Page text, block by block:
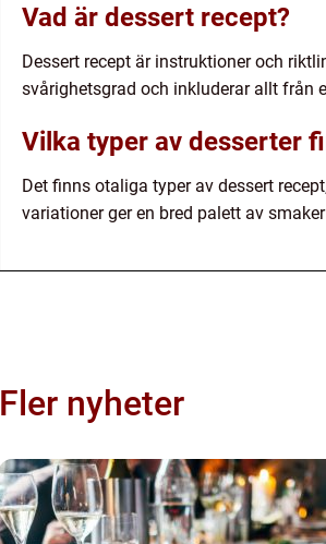
Vad är dessert recept?
Dessert recept är instruktioner och
svårighetsgrad och inkluderar allt från
Vilka typer av desserter
Det finns otaliga typer av dessert
variationer ger en bred palett av
Fler nyheter